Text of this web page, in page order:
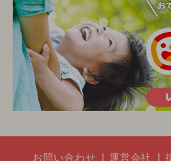
お問い合わせ 運営会社